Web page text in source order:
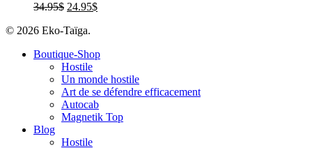
34.95$ 24.95$
© 2026 Eko-Taïga.
Boutique-Shop
Hostile
Un monde hostile
Art de se défendre efficacement
Autocab
Magnetik Top
Blog
Hostile